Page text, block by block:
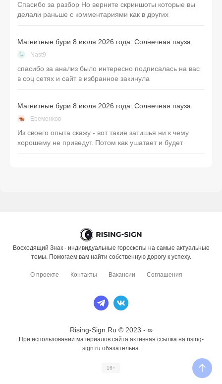
Спасибо за разбор Но верните скриншоты которые вы
делали раньше с комментариями как в других
Магнитные бури 8 июля 2026 года: Солнечная пауза
Nast9
спасибо за анализ было интересно подписалась на вас
в соц сетях и сайт в избранное закинула
Магнитные бури 8 июля 2026 года: Солнечная пауза
Еременков
Из своего опыта скажу - вот такие затишья ни к чему
хорошему не приведут. Потом как ушатает и будет
Восходящий Знак - индивидуальные гороскопы на самые актуальные
темы. Помогаем вам найти собственную дорогу к успеху.
О проекте Контакты Вакансии Соглашения
Rising-Sign.Ru © 2023 - ∞
При использовании материалов сайта активная ссылка на rising-
sign.ru обязательна.
16+